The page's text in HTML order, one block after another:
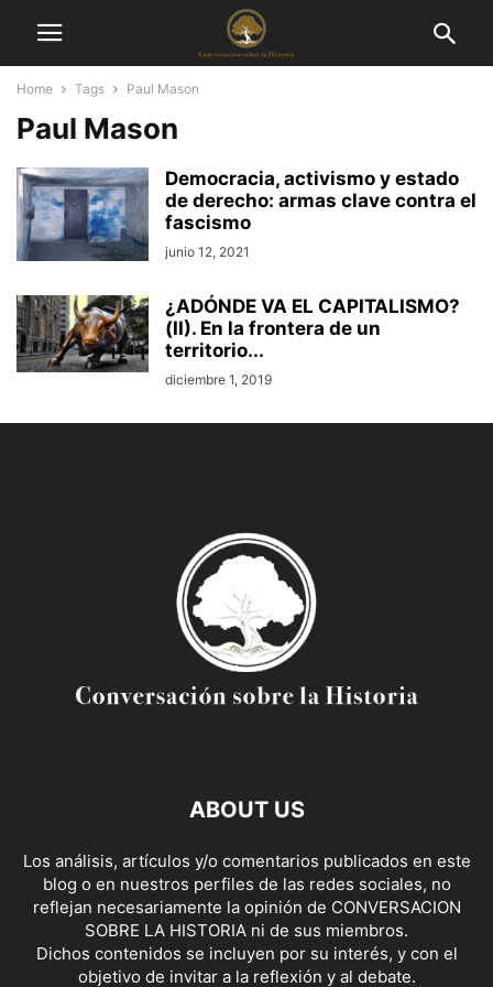
Home Tags Paul Mason
Paul Mason
Democracia, activismo y estado
de derecho: armas clave contra el
fascismo
junio 12, 2021
¿ADÓNDE VA EL CAPITALISMO?
(II). En la frontera de un
territorio...
diciembre 1, 2019
ABOUT US
Los análisis, artículos y/o comentarios publicados en este
blog o en nuestros perfiles de las redes sociales, no
reflejan necesariamente la opinión de CONVERSACION
SOBRE LA HISTORIA ni de sus miembros.
Dichos contenidos se incluyen por su interés, y con el
objetivo de invitar a la reflexión y al debate.